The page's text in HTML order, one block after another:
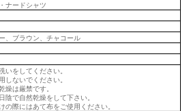
ナードシャツ
、ブラウン、チャコール
いをしてください。
しないでください。
燥は厳禁です。
陰で自然乾燥をして下さい。
の際にはあて布をご使用ください。